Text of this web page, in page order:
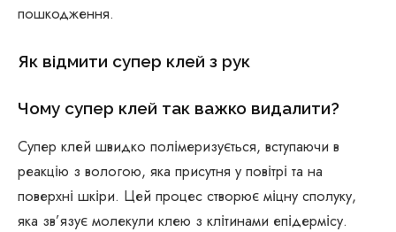
пошкодження.
Як відмити супер клей з рук
Чому супер клей так важко видалити?
Супер клей швидко полімеризується, вступаючи в
реакцію з вологою, яка присутня у повітрі та на
поверхні шкіри. Цей процес створює міцну сполуку,
яка зв’язує молекули клею з клітинами епідермісу.